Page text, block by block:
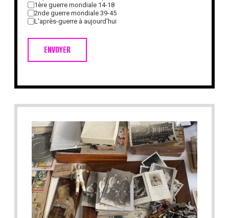
ENVOYER
1ère guerre mondiale 14-18
2nde guerre mondiale 39-45
L'après-guerre à aujourd'hui